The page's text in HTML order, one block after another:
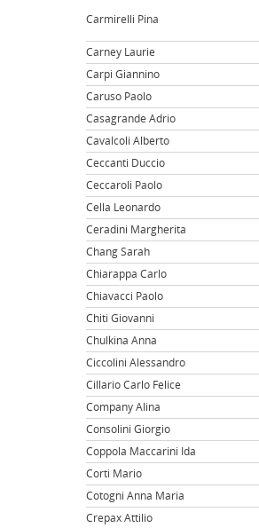
Carmirelli Pina
Carney Laurie
Carpi Giannino
Caruso Paolo
Casagrande Adrio
Cavalcoli Alberto
Ceccanti Duccio
Ceccaroli Paolo
Cella Leonardo
Ceradini Margherita
Chang Sarah
Chiarappa Carlo
Chiavacci Paolo
Chiti Giovanni
Chulkina Anna
Ciccolini Alessandro
Cillario Carlo Felice
Company Alina
Consolini Giorgio
Coppola Maccarini Ida
Corti Mario
Cotogni Anna Maria
Crepax Attilio